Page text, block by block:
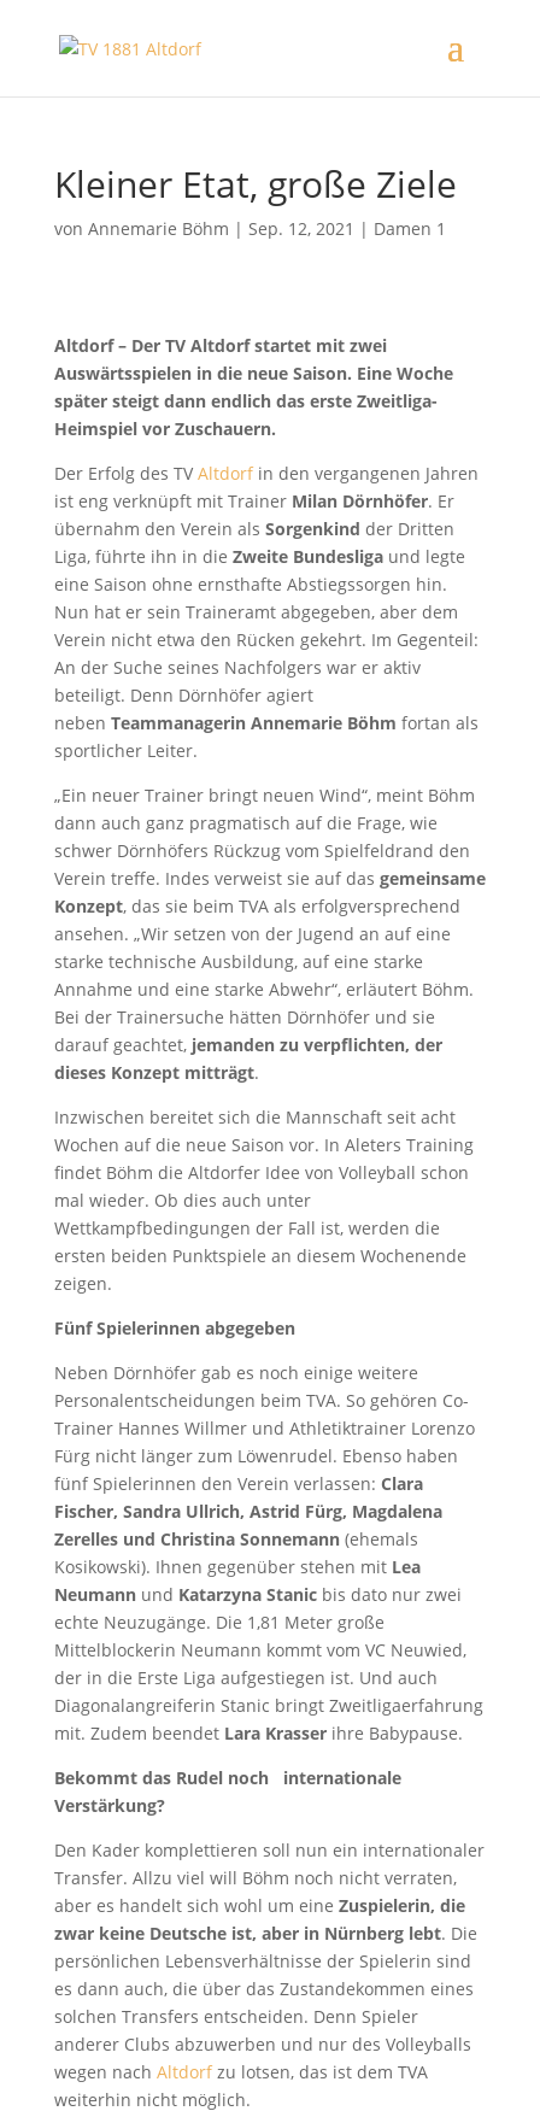
Kleiner Etat, große Ziele
von Annemarie Böhm | Sep. 12, 2021 | Damen 1
Altdorf – Der TV Altdorf startet mit zwei
Auswärtsspielen in die neue Saison. Eine Woche
später steigt dann endlich das erste Zweitliga-
Heimspiel vor Zuschauern.
Der Erfolg des TV Altdorfin den vergangenen Jahren
ist eng verknüpft mit Trainer Milan Dörnhöfer. Er
übernahm den Verein als Sorgenkind der Dritten
Liga, führte ihn in die Zweite Bundesligaund legte
eine Saison ohne ernsthafte Abstiegssorgen hin.
Nun hat er sein Traineramt abgegeben, aber dem
Verein nicht etwa den Rücken gekehrt. Im Gegenteil:
An der Suche seines Nachfolgers war er aktiv
beteiligt. Denn Dörnhöfer agiert
neben Teammanagerin Annemarie Böhm fortan als
sportlicher Leiter.
„Ein neuer Trainer bringt neuen Wind“, meint Böhm
dann auch ganz pragmatisch auf die Frage, wie
schwer Dörnhöfers Rückzug vom Spielfeldrand den
Verein treffe. Indes verweist sie auf das gemeinsame
Konzept, das sie beim TVA als erfolgversprechend
ansehen. „Wir setzen von der Jugend an auf eine
starke technische Ausbildung, auf eine starke
Annahme und eine starke Abwehr“, erläutert Böhm.
Bei der Trainersuche hätten Dörnhöfer und sie
darauf geachtet,jemanden zu verpflichten, der
dieses Konzept mitträgt.
Inzwischen bereitet sich die Mannschaft seit acht
Wochen auf die neue Saison vor. In Aleters Training
findet Böhm die Altdorfer Idee von Volleyball schon
mal wieder. Ob dies auch unter
Wettkampfbedingungen der Fall ist, werden die
ersten beiden Punktspiele an diesem Wochenende
zeigen.
Fünf Spielerinnen abgegeben
Neben Dörnhöfer gab es noch einige weitere
Personalentscheidungen beim TVA. So gehören Co-
Trainer Hannes Willmer und Athletiktrainer Lorenzo
Fürg nicht länger zum Löwenrudel. Ebenso haben
fünf Spielerinnen den Verein verlassen: Clara
Fischer, Sandra Ullrich, Astrid Fürg, Magdalena
Zerelles und Christina Sonnemann(ehemals
Kosikowski). Ihnen gegenüber stehen mit Lea
Neumannund Katarzyna Stanicbis dato nur zwei
echte Neuzugänge. Die 1,81 Meter große
Mittelblockerin Neumann kommt vom VC Neuwied,
der in die Erste Liga aufgestiegen ist. Und auch
Diagonalangreiferin Stanic bringt Zweitligaerfahrung
mit. Zudem beendet Lara Krasserihre Babypause.
Bekommt das Rudel noch
internationale
Verstärkung?
Den Kader komplettieren soll nun ein internationaler
Transfer. Allzu viel will Böhm noch nicht verraten,
aber es handelt sich wohl um eine Zuspielerin, die
zwar keine Deutsche ist, aber in Nürnberg lebt. Die
persönlichen Lebensverhältnisse der Spielerin sind
es dann auch, die über das Zustandekommen eines
solchen Transfers entscheiden. Denn Spieler
anderer Clubs abzuwerben und nur des Volleyballs
wegen nach Altdorfzu lotsen, das ist dem TVA
weiterhin nicht möglich.